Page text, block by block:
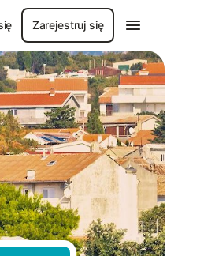
Zarejestruj się